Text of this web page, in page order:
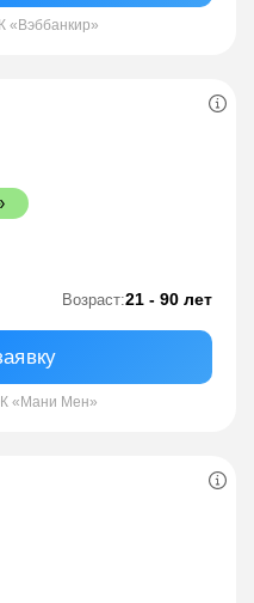
Возраст:21 - 90 лет
«Мани Мен»